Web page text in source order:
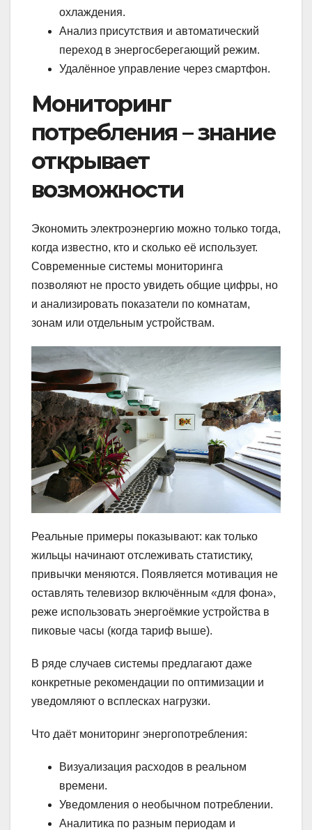
охлаждения.
Анализ присутствия и автоматический
переход в энергосберегающий режим.
Удалённое управление через смартфон.
Мониторинг
потребления – знание
открывает
возможности
Экономить электроэнергию можно только тогда,
когда известно, кто и сколько её использует.
Современные системы мониторинга
позволяют не просто увидеть общие цифры, но
и анализировать показатели по комнатам,
зонам или отдельным устройствам.
Реальные примеры показывают: как только
жильцы начинают отслеживать статистику,
привычки меняются. Появляется мотивация не
оставлять телевизор включённым «для фона»,
реже использовать энергоёмкие устройства в
пиковые часы (когда тариф выше).
В ряде случаев системы предлагают даже
конкретные рекомендации по оптимизации и
уведомляют о всплесках нагрузки.
Что даёт мониторинг энергопотребления:
Визуализация расходов в реальном
времени.
Уведомления о необычном потреблении.
Аналитика по разным периодам и